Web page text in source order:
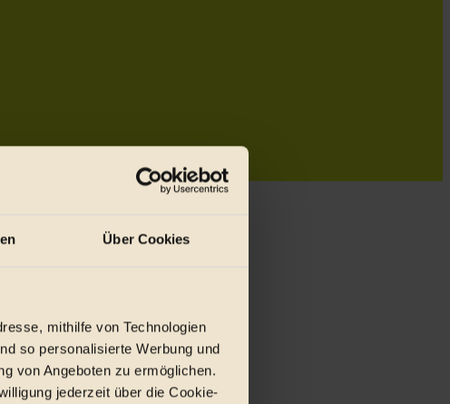
Über Cookies
mithilfe von Technologien
so personalisierte Werbung und
von Angeboten zu ermöglichen.
jederzeit über die Cookie-